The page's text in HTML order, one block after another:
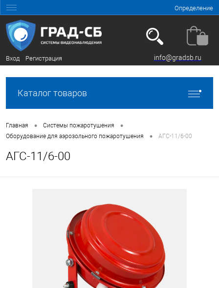
Определение
Вход Регистрация info@gradsb.ru
Каталог товаров
Главная • Системы пожаротушения •
Оборудование для аэрозольного пожаротушения • АГС-11/6-00
АГС-11/6-00